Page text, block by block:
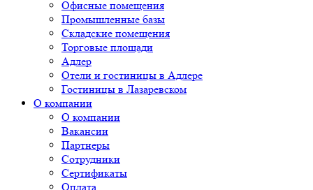
Офисные помещения
Промышленные базы
Складские помещения
Торговые площади
Адлер
Отели и гостиницы в Адлере
Гостиницы в Лазаревском
О компании
О компании
Вакансии
Партнеры
Сотрудники
Сертификаты
Оплата